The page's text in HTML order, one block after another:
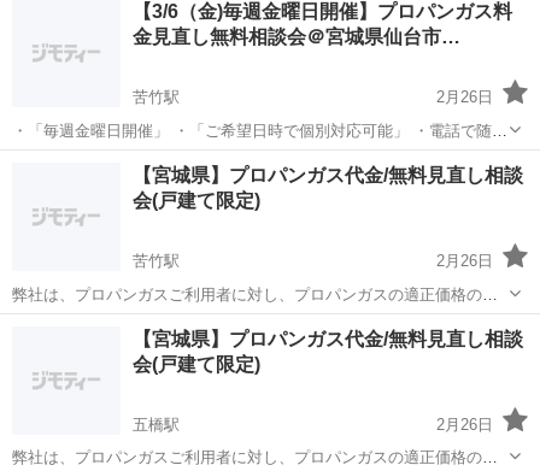
【3/6（金)毎週金曜日開催】プロパンガス料
金見直し無料相談会＠宮城県仙台市…
苦竹駅
2月26日
・「毎週金曜日開催」 ・「ご希望日時で個別対応可能」 ・電話で随時
受付も可能。 弊社は、プロパンガスご利用者に対し、プロパンガスの
適正価格の提示、優良な業者の紹介等を行い、消費者の保護と業界内
における健全な競争の促...
苦竹駅 話し方 料金
【宮城県】プロパンガス代金/無料見直し相談
会(戸建て限定)
苦竹駅
2月26日
弊社は、プロパンガスご利用者に対し、プロパンガスの適正価格の提
示、優良な業者の紹介等を行い、消費者の保護と業界内における健全
な競争の促進及び業界全体の活性化を目的としております。 物価高騰
により、お問い合わせがあったため引...
苦竹駅 マナー 無料
【宮城県】プロパンガス代金/無料見直し相談
会(戸建て限定)
五橋駅
2月26日
弊社は、プロパンガスご利用者に対し、プロパンガスの適正価格の提